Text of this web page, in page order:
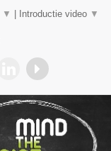
▼ | Introductie video ▼